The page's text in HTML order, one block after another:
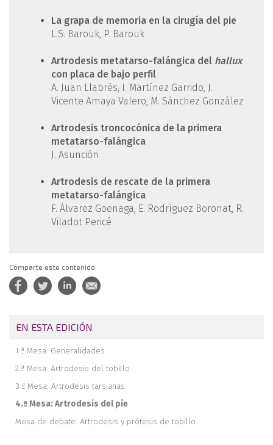
La grapa de memoria en la cirugía del pie
L.S. Barouk, P. Barouk
Artrodesis metatarso-falángica del hallux
con placa de bajo perfil
A. Juan Llabrés, I. Martínez Garrido, J.
Vicente Amaya Valero, M. Sánchez González
Artrodesis troncocónica de la primera
metatarso-falángica
J. Asunción
Artrodesis de rescate de la primera
metatarso-falángica
F. Álvarez Goenaga, E. Rodríguez Boronat, R.
Viladot Pericé
Comparte este contenido
EN ESTA EDICIÓN
1.ª Mesa: Generalidades
2.ª Mesa: Artrodesis del tobillo
3.ª Mesa: Artrodesis tarsianas
4.ª Mesa: Artrodesis del pie
Mesa de debate: Artrodesis y prótesis de tobillo